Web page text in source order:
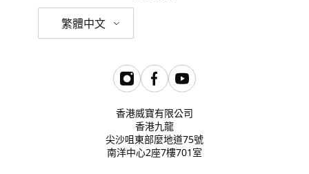
繁體中文
香港威寶有限公司
香港九龍
尖沙咀東部麼地道75號
南洋中心2座7樓701室